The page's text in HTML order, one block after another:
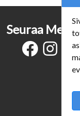
Seuraa Meitä